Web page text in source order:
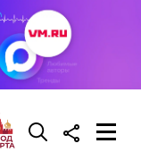
и везде в
свежих
по вкусу.